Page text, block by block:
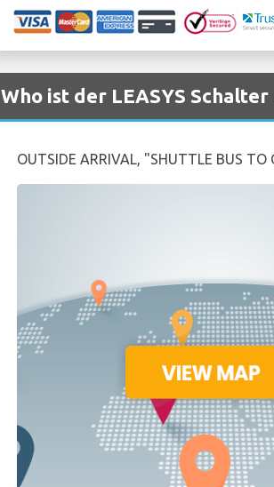
Who ist der LEASYS
OUTSIDE ARRIVAL, "SHUTTLE BUS TO